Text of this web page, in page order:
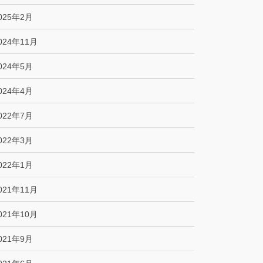
年2月
年11月
年5月
年4月
年7月
年3月
年1月
年11月
年10月
年9月